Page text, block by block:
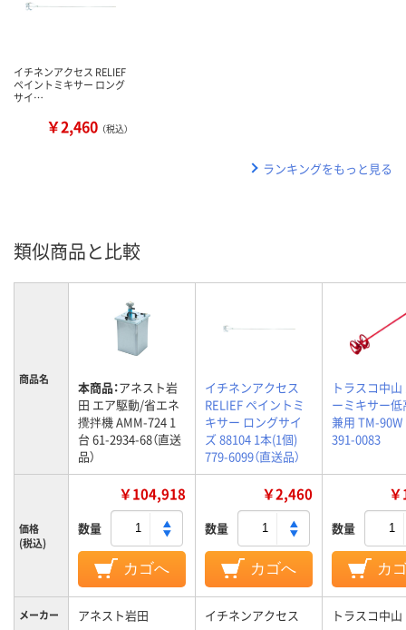
イチネンアクセス RELIEF
ペイントミキサー ロング
サイ…
￥2,460 （税込）
ランキングをもっと見る
類似商品と比較
商品名 本商品：アネスト岩
田 エア駆動/省エネ
攪拌機 AMM-724 1
台 61-2934-68（直送
品）
イチネンアクセス
RELIEF ペイントミ
キサー ロングサイ
ズ 88104 1本(1個)
779-6099（直送品）
トラスコ中
ーミキサー
兼用 TM-90W
391-0083
価格
(税込)
￥104,918
数量
カゴへ
￥2,460
数量
カゴへ
数量
カ
メーカー アネスト岩田 イチネンアクセス トラスコ中山